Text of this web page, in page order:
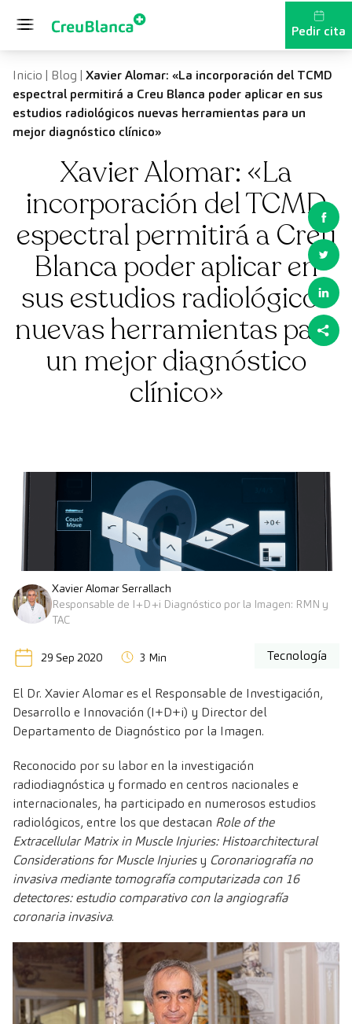
Pedir cita
Inicio | Blog | Xavier Alomar: «La incorporación del TCMD
espectral permitirá a Creu Blanca poder aplicar en sus
estudios radiológicos nuevas herramientas para un
mejor diagnóstico clínico»
Xavier Alomar: «La
incorporación del TCMD
espectral permitirá a Creu
Blanca poder aplicar en
sus estudios radiológicos
nuevas herramientas para
un mejor diagnóstico
clínico»
Xavier Alomar Serrallach
Responsable de I+D+i Diagnóstico por la Imagen: RMN y
TAC
29 Sep 2020 3 Min Tecnología
El Dr. Xavier Alomares el Responsable de Investigación,
Desarrollo e Innovación (I+D+i) y Director del
Departamento de Diagnóstico por la Imagen.
Reconocido por su labor en la investigación
radiodiagnóstica y formado en centros nacionales e
internacionales, ha participado en numerosos estudios
radiológicos, entre los que destacan Role of the
Extracellular Matrix in Muscle Injuries: Histoarchitectural
Considerations for Muscle Injuriesy Coronariografía no
invasiva mediante tomografía computarizada con 16
detectores: estudio comparativo con la angiografía
coronaria invasiva.